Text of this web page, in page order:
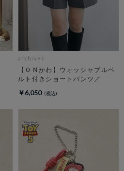
archives
【ＯＮかわ】ウォッシャブルベ
ルト付きショートパンツ／
￥6,050